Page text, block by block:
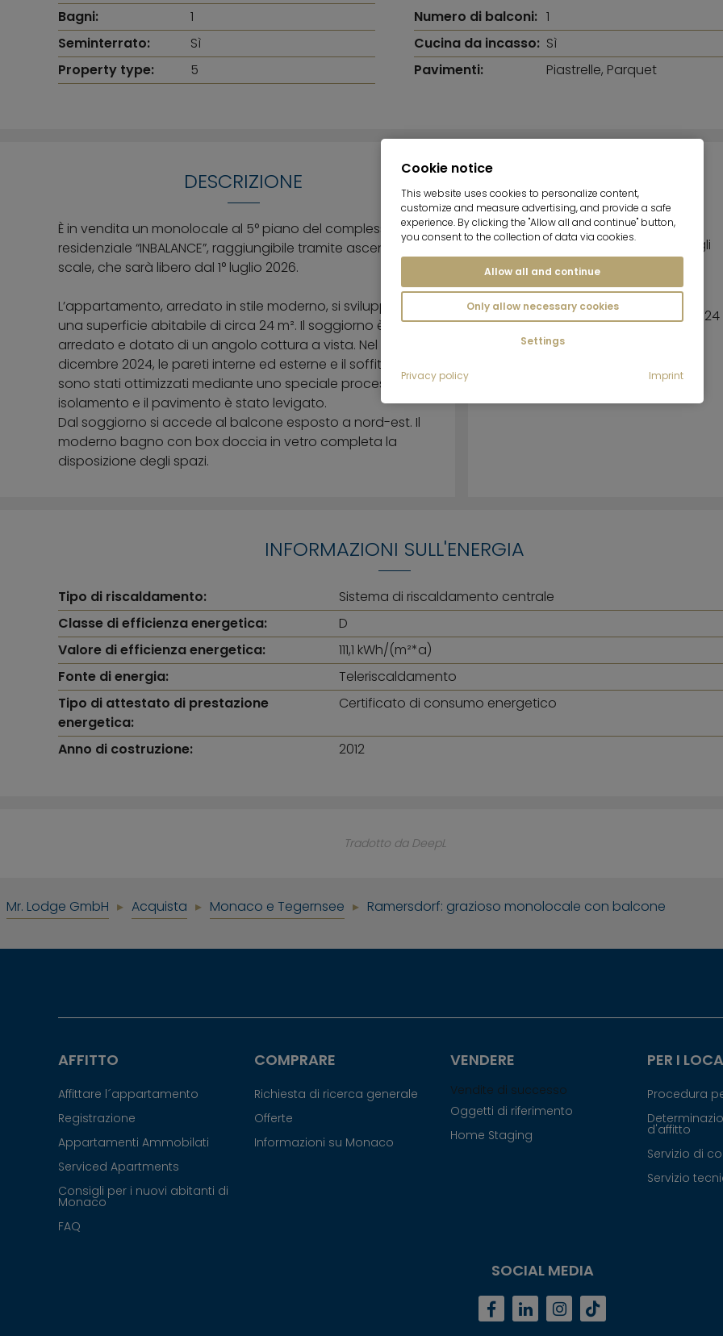
Bagni: 1 Numero di balconi: 1
Seminterrato:
Sì Cucina da incasso: Sì
Property type:
5 Pavimenti: Piastrelle, Parquet
Non soggetto al blocco degli
affitti
L'appartamento è stato
ristrutturato nel dicembre 2024
Terrazza sul tetto per la
comunità dell'edificio
DESCRIZIONE
È in vendita un monolocale al 5° piano del complesso
residenziale “INBALANCE”, raggiungibile tramite ascensore o
scale, che sarà libero dal 1° luglio 2026.
L’appartamento, arredato in stile moderno, si sviluppa su
una superficie abitabile di circa 24 m². Il soggiorno è
arredato e dotato di un angolo cottura a vista. Nel
dicembre 2024, le pareti interne ed esterne e il soffitto
sono stati ottimizzati mediante uno speciale processo di
isolamento e il pavimento è stato levigato.
Dal soggiorno si accede al balcone esposto a nord-est. Il
moderno bagno con box doccia in vetro completa la
disposizione degli spazi.
INFORMAZIONI SULL'ENERGIA
Tipo di riscaldamento:
Sistema di riscaldamento centrale
Classe di efficienza energetica:
D
Valore di efficienza energetica:
111,1 kWh/(m²*a)
Fonte di energia:
Teleriscaldamento
Tipo di attestato di prestazione
energetica:
Certificato di consumo energetico
Anno di costruzione: 2012
Tradotto da DeepL
Mr. Lodge GmbH Acquista Monaco e Tegernsee Ramersdorf: grazioso monolocale con balcone
AFFITTO
Affittare l´appartamento
Registrazione
Appartamenti Ammobilati
Serviced Apartments
Consigli per i nuovi abitanti di
Monaco
FAQ
COMPRARE
Richiesta di ricerca generale
Offerte
Informazioni su Monaco
VENDERE
Vendite di successo
Oggetti di riferimento
Home Staging
PER I
Procedura
d'affitto
Servizio di
Servizio
SOCIAL MEDIA
Cookie notice
This website uses cookies to personalize content,
customize and measure advertising, and provide a safe
experience. By clicking the "Allow all and continue" button,
you consent to the collection of data via cookies.
Allow all and continue
Only allow necessary cookies
Settings
Privacy policy Imprint